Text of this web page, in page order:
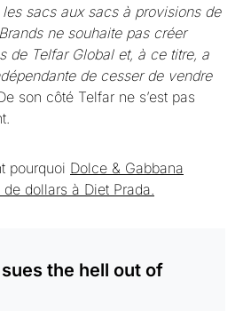
sacs aux sacs à provisions de
ne souhaite pas créer
de Telfar Global et, à ce titre, a
de cesser de vendre
son côté Telfar ne s’est pas
pourquoi Dolce & Gabbana
dollars à Diet Prada.
the hell out of